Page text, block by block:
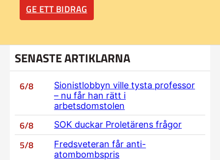
GE ETT BIDRAG
SENASTE ARTIKLARNA
6/8
Sionistlobbyn ville tysta professor
– nu får han rätt i
arbetsdomstolen
6/8 SOK duckar Proletärens frågor
5/8
Fredsveteran får anti-
atombombspris